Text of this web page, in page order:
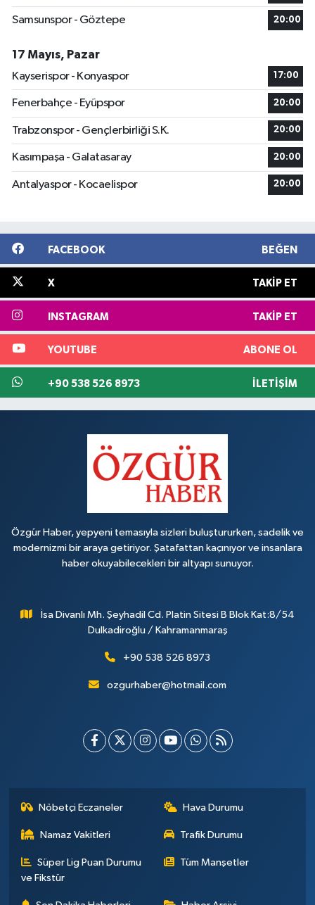
Samsunspor - Göztepe 20:00
17 Mayıs, Pazar
Kayserispor - Konyaspor
17:00
Fenerbahçe - Eyüpspor 20:00
Trabzonspor - Gençlerbirliği S.K. 20:00
Kasımpaşa - Galatasaray 20:00
Antalyaspor - Kocaelispor 20:00
FACEBOOK BEĞEN
X TAKIP ET
INSTAGRAM TAKIP ET
YOUTUBE ABONE OL
+90 538 526 8973 İLETIŞIM
Özgür Haber, yepyeni temasıyla sizleri buluştururken, sadelik ve
modernizmi bir araya getiriyor. Şatafattan kaçınıyor ve insanlara
haber okuyabilecekleri bir altyapı sunuyor.
İsa Divanlı Mh. Şeyhadil Cd. Platin Sitesi B Blok Kat:8/54
Dulkadiroğlu / Kahramanmaraş
+90 538 526 8973
ozgurhaber@hotmail.com
Nöbetçi Eczaneler Hava Durumu
Namaz Vakitleri Trafik Durumu
Süper Lig Puan Durumu
ve Fikstür
Tüm Manşetler